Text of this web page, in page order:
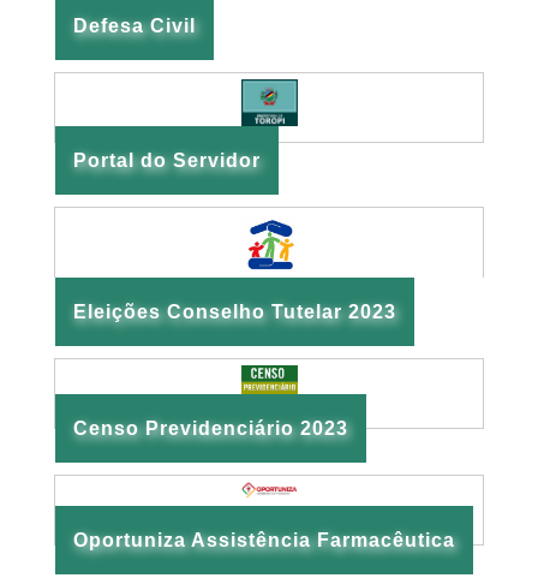
Defesa Civil
Portal do Servidor
Eleições Conselho Tutelar 2023
Censo Previdenciário 2023
Oportuniza Assistência Farmacêutica